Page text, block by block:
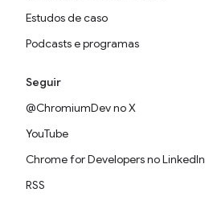
Estudos de caso
Podcasts e programas
Seguir
@ChromiumDev no X
YouTube
Chrome for Developers no LinkedIn
RSS